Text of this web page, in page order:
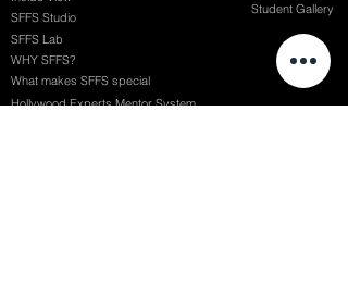
SFFS Studio
Student Gallery
SFFS Lab
WHY SFFS?
What makes SFFS special
Hollywood Experts Mentor System